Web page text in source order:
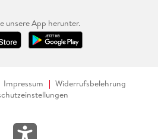
unsere App herunter.
Impressum
Widerrufsbelehrung